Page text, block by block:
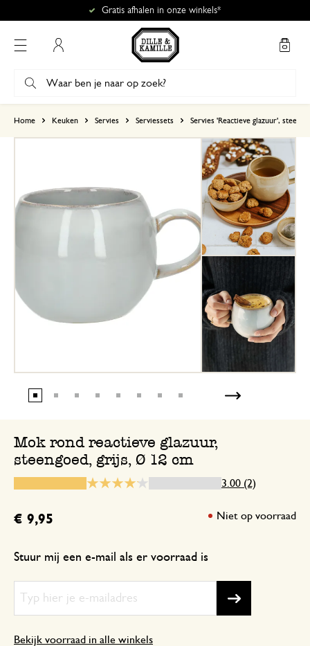
Gratis afhalen in onze winkels*
Home Keuken Servies Serviessets Servies 'Reactieve glazuur',
Mok rond reactieve glazuur,
steengoed, grijs, Ø 12 cm
3.00 (2)
€ 9,95
Stuur mij een e-mail als er voorraad is
Niet op voorraad
Bekijk voorraad in alle winkels
2
1
28 december 2023
Enkel een score, geen toelichting
9 februari 2026
Enkel een score, geen toelichting